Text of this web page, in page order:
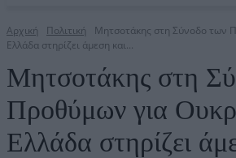
Αρχική Πολιτική
Mητσοτάκης στη Σύνοδο των
Ελλάδα στηρίζει άμεση και...
Mητσοτάκης στη
Προθύμων για
Ελλάδα στηρίζει